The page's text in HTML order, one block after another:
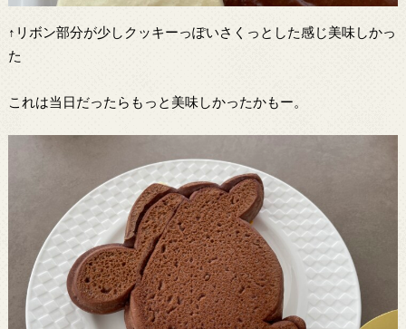
↑リボン部分が少しクッキーっぽいさくっとした感じ美味しかっ
た
これは当日だったらもっと美味しかったかもー。